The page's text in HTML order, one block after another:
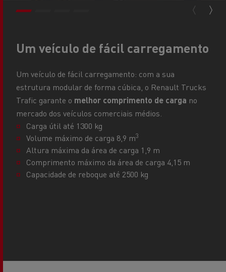
Um veículo de fácil carregamento
Um veículo de fácil carregamento: com a sua
estrutura modular de forma cúbica, o Renault Trucks
Trafic garante o melhor comprimento de carga no
mercado dos veículos comerciais médios.
Carga útil até 1300 kg
Volume máximo de carga 8,9 m3
Altura máxima da área de carga 1,9 m
Comprimento máximo da área de carga 4,15 m
Capacidade de reboque até 2500 kg